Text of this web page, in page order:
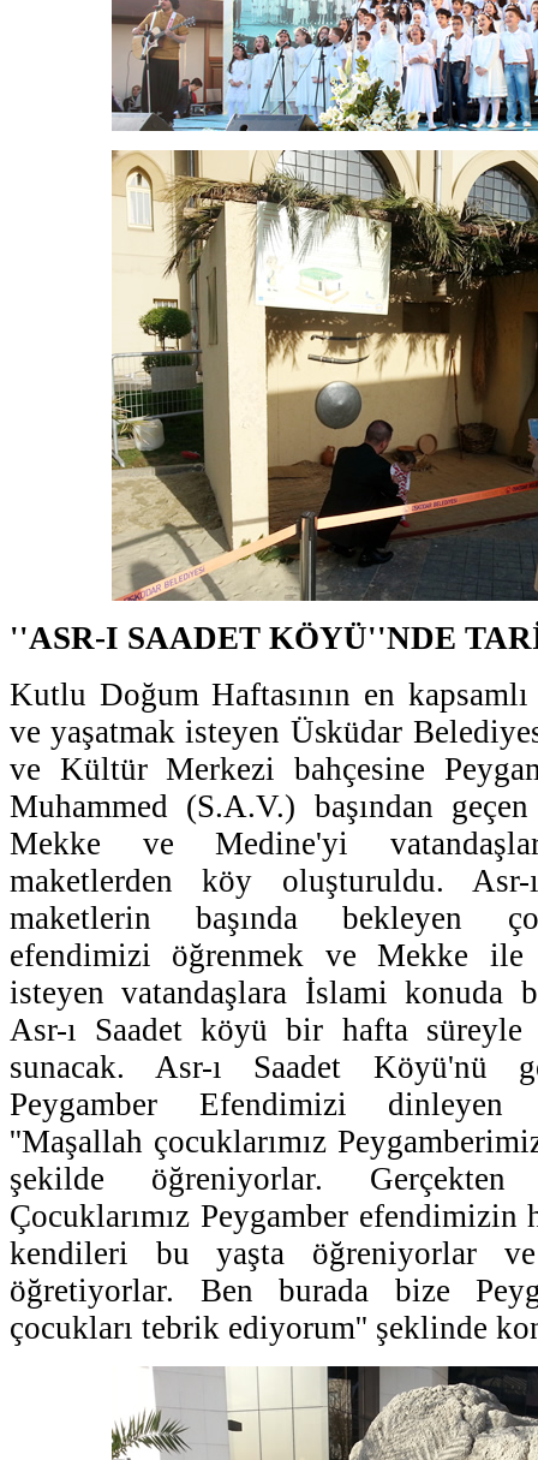
''ASR-I SAADET KÖYÜ''NDE
Kutlu Doğum Haftasının en
ve yaşatmak isteyen Üsküdar
ve Kültür Merkezi bahçesine
Muhammed (S.A.V.) başından
Mekke ve Medine'yi
maketlerden köy oluşturuldu. Asr-
maketlerin başında bekleyen
efendimizi öğrenmek ve Mekke ile
isteyen vatandaşlara İslami konuda
Asr-ı Saadet köyü bir hafta süreyle
sunacak. Asr-ı Saadet Köyü'nü
Peygamber Efendimizi dinleyen
''Maşallah çocuklarımız
şekilde öğreniyorlar.
Çocuklarımız Peygamber efendimizin
kendileri bu yaşta öğreniyorlar
öğretiyorlar. Ben burada bize
çocukları tebrik ediyorum'' şeklinde